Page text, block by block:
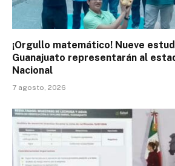
¡Orgullo matemático! Nueve
Guanajuato representarán al
Nacional
7 agosto, 2026